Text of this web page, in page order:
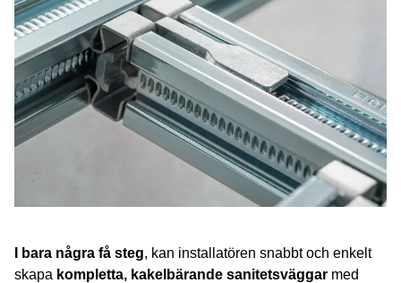
I bara några få steg, kan installatören snabbt och enkelt
skapa kompletta, kakelbärande sanitetsväggar med